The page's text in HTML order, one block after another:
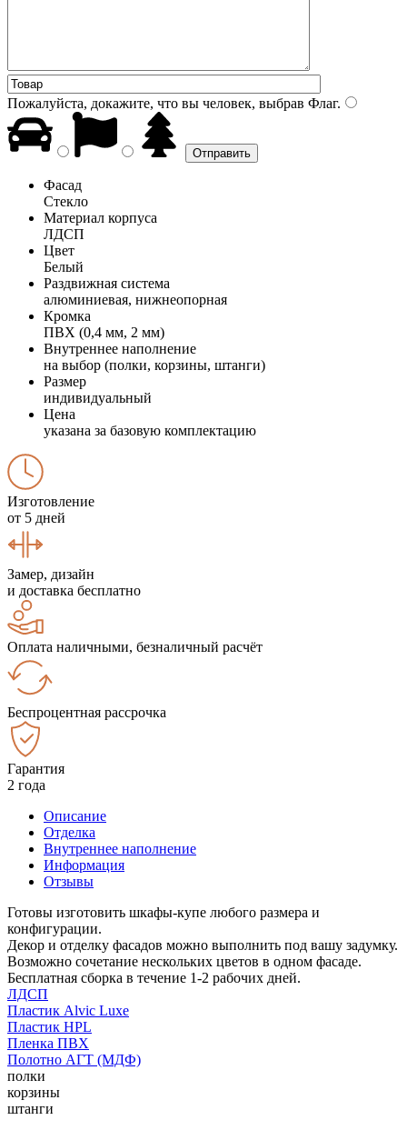
Пожалуйста, докажите, что вы человек, выбрав Флаг.
Фасад
Стекло
Материал корпуса
ЛДСП
Цвет
Белый
Раздвижная система
алюминиевая, нижнеопорная
Кромка
ПВХ (0,4 мм, 2 мм)
Внутреннее наполнение
на выбор (полки, корзины, штанги)
Размер
индивидуальный
Цена
указана за базовую комплектацию
Изготовление
от 5 дней
Замер, дизайн
и доставка бесплатно
Оплата наличными, безналичный расчёт
Беспроцентная рассрочка
Гарантия
2 года
Описание
Отделка
Внутреннее наполнение
Информация
Отзывы
Готовы изготовить шкафы-купе любого размера и
конфигурации.
Декор и отделку фасадов можно выполнить под вашу задумку.
Возможно сочетание нескольких цветов в одном фасаде.
Бесплатная сборка в течение 1-2 рабочих дней.
ЛДСП
Пластик Alvic Luxe
Пластик HPL
Пленка ПВХ
Полотно АГТ (МДФ)
полки
корзины
штанги